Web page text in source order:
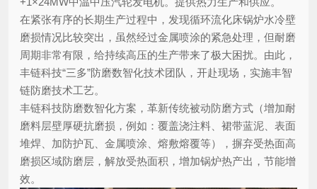
在紧张有序的长期生产过程中，发现循环流化床锅炉水冷壁
磨损情况比较突出，虽然经过金属喷涂的紧急处理，但耐磨
周期非常有限，给持续高压的生产带来了极大困扰。由此，
丰链科技“三多”防磨数智化技术团队，开赴现场，实施丰智
链防磨技术工艺。
丰链科技防磨数智化方案，革新传统被动防磨方式（增加耐
磨料层壁厚硬抗磨损，例如：覆盖浇注料、裙带蓝泥、表面
堆焊、加防护瓦、金属喷涂、熔敷熔覆等），摒弃受热面高
磨损区域防磨层，解放受热面积，增加锅炉热产出，节能增
效。